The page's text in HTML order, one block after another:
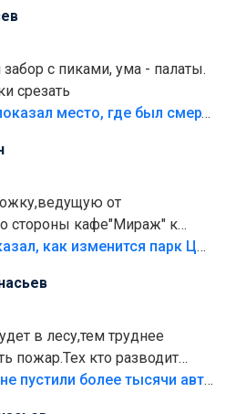
забор с пиками, ума - палаты.
срезать
«Попал на пику»: СК показал место, где был смертельно травмирован ребенок в Тольятти
от
стороны кафе"Мираж" к
то бордюры
еще,видимо,часть
Глава Тольятти рассказал, как изменится парк Центрального района
в лесу,тем труднее
пожар.Тех кто разводит
штрафовать.Камер полно
В тольяттинский лес не пустили более тысячи автомобилей